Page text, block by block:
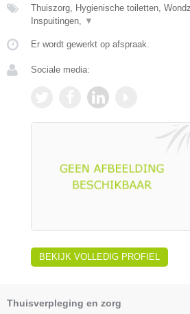
Thuiszorg, Hygienische toiletten,
Inspuitingen, ▼
Er wordt gewerkt op afspraak.
Sociale media:
BEKIJK VOLLEDIG PROFIEL
Thuisverpleging en zorg